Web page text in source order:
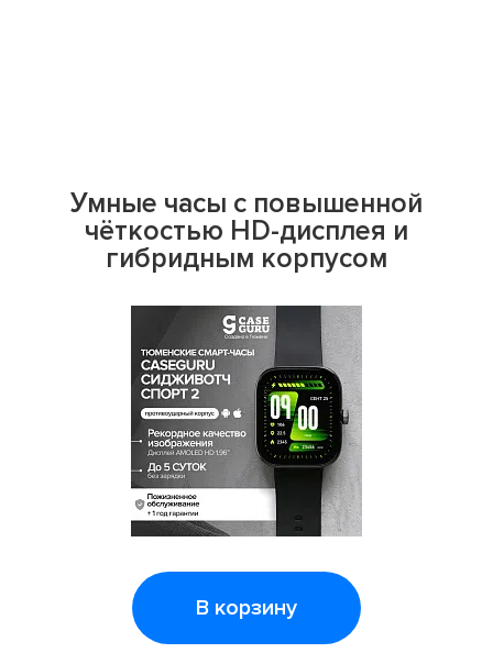
Умные часы с повышенной
чёткостью HD-дисплея и
гибридным корпусом
В корзину